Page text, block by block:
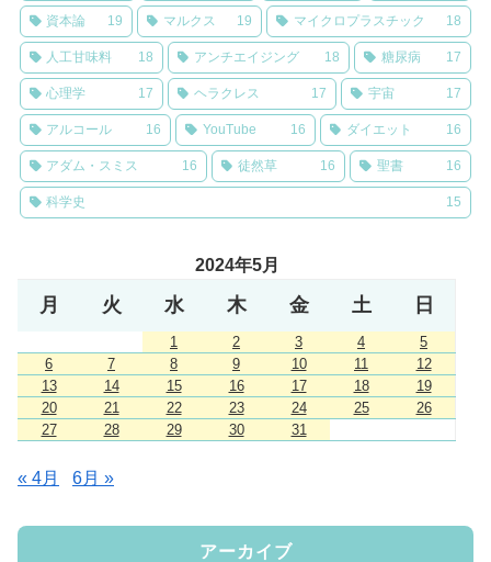
資本論 19 マルクス 19 マイクロプラスチック 18
人工甘味料 18 アンチエイジング 18 糖尿病 17
心理学 17 ヘラクレス 17 宇宙 17
アルコール 16 YouTube 16 ダイエット 16
アダム・スミス 16 徒然草 16 聖書 16
科学史 15
2024年5月
月 火 水 木 金 土 日
1 2 3 4
5
6
7 8 9 10 11
12
13
14 15 16 17 18
19
20
21 22 23 24 25
26
27
28 29 30 31
« 4月 6月 »
アーカイブ